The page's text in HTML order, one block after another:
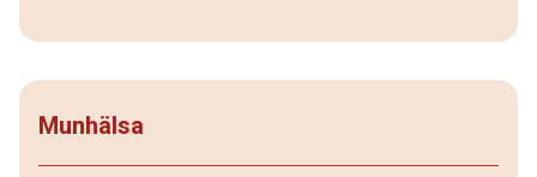
Munhälsa